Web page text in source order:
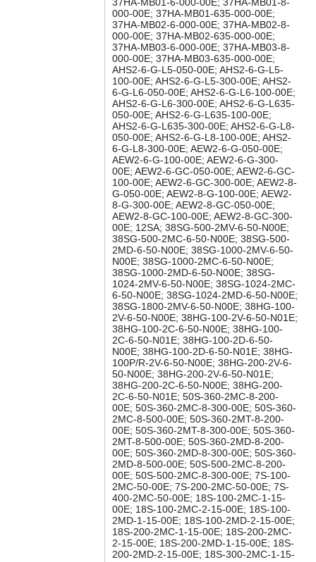
000-00E; 37HA-MB01-635-000-00E;
37HA-MB02-6-000-00E; 37HA-MB02-8-
000-00E; 37HA-MB02-635-000-00E;
37HA-MB03-6-000-00E; 37HA-MB03-8-
000-00E; 37HA-MB03-635-000-00E;
AHS2-6-G-L5-050-00E; AHS2-6-G-L5-
100-00E; AHS2-6-G-L5-300-00E; AHS2-
6-G-L6-050-00E; AHS2-6-G-L6-100-00E;
AHS2-6-G-L6-300-00E; AHS2-6-G-L635-
050-00E; AHS2-6-G-L635-100-00E;
AHS2-6-G-L635-300-00E; AHS2-6-G-L8-
050-00E; AHS2-6-G-L8-100-00E; AHS2-
6-G-L8-300-00E; AEW2-6-G-050-00E;
AEW2-6-G-100-00E; AEW2-6-G-300-
00E; AEW2-6-GC-050-00E; AEW2-6-GC-
100-00E; AEW2-6-GC-300-00E; AEW2-8-
G-050-00E; AEW2-8-G-100-00E; AEW2-
8-G-300-00E; AEW2-8-GC-050-00E;
AEW2-8-GC-100-00E; AEW2-8-GC-300-
00E; 12SA; 38SG-500-2MV-6-50-N00E;
38SG-500-2MC-6-50-N00E; 38SG-500-
2MD-6-50-N00E; 38SG-1000-2MV-6-50-
N00E; 38SG-1000-2MC-6-50-N00E;
38SG-1000-2MD-6-50-N00E; 38SG-
1024-2MV-6-50-N00E; 38SG-1024-2MC-
6-50-N00E; 38SG-1024-2MD-6-50-N00E;
38SG-1800-2MV-6-50-N00E; 38HG-100-
2V-6-50-N00E; 38HG-100-2V-6-50-N01E;
38HG-100-2C-6-50-N00E; 38HG-100-
2C-6-50-N01E; 38HG-100-2D-6-50-
N00E; 38HG-100-2D-6-50-N01E; 38HG-
100P/R-2V-6-50-N00E; 38HG-200-2V-6-
50-N00E; 38HG-200-2V-6-50-N01E;
38HG-200-2C-6-50-N00E; 38HG-200-
2C-6-50-N01E; 50S-360-2MC-8-200-
00E; 50S-360-2MC-8-300-00E; 50S-360-
2MC-8-500-00E; 50S-360-2MT-8-200-
00E; 50S-360-2MT-8-300-00E; 50S-360-
2MT-8-500-00E; 50S-360-2MD-8-200-
00E; 50S-360-2MD-8-300-00E; 50S-360-
2MD-8-500-00E; 50S-500-2MC-8-200-
00E; 50S-500-2MC-8-300-00E; 7S-100-
2MC-50-00E; 7S-200-2MC-50-00E; 7S-
400-2MC-50-00E; 18S-100-2MC-1-15-
00E; 18S-100-2MC-2-15-00E; 18S-100-
2MD-1-15-00E; 18S-100-2MD-2-15-00E;
18S-200-2MC-1-15-00E; 18S-200-2MC-
2-15-00E; 18S-200-2MD-1-15-00E; 18S-
200-2MD-2-15-00E; 18S-300-2MC-1-15-